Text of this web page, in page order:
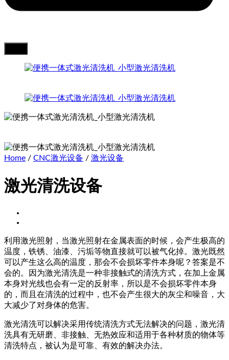
Home / CNC激光设备 / 激光设备
激光清洗设备
利用激光照射，当激光照射在金属表面的时候，会产生极高的
温度，铁锈、油漆、污垢等物直接就可以被气化掉。激光既然
可以产生这么高的温度，那会不会损坏零件本身呢？答案是不
会的。因为激光清洗是一种非接触式的清洗方式，在加上金属
本身对光线也会有一定的反射率，所以是不会损坏零件本身
的，而且在清洗的过程中，也不会产生很大的灰尘和噪音，大
大减少了对身体的危害。
激光清洗可以解决采用传统清洗方式无法解决的问题，激光清
洗具有无研磨、非接触、无热效应和适用于各种材质的物体等
清洗特点，被认为是可靠、有效的解决办法。